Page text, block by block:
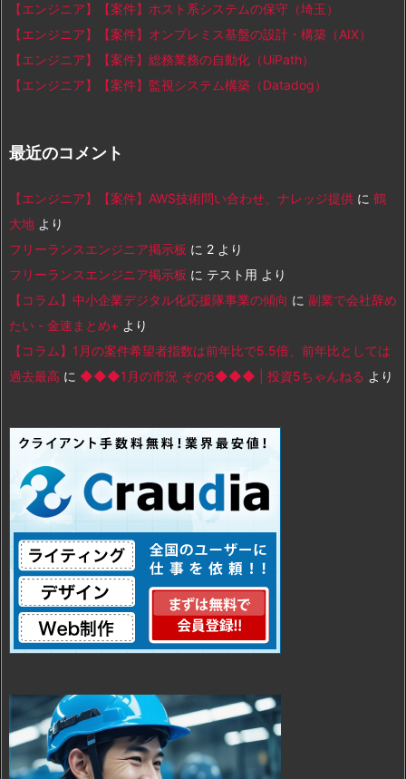
【エンジニア】【案件】ホスト系システムの保守（埼玉）
【エンジニア】【案件】オンプレミス基盤の設計・構築（AIX）
【エンジニア】【案件】総務業務の自動化（UiPath）
【エンジニア】【案件】監視システム構築（Datadog）
最近のコメント
【エンジニア】【案件】AWS技術問い合わせ、ナレッジ提供 に 鶴
大地 より
フリーランスエンジニア掲示板 に 2 より
フリーランスエンジニア掲示板 に テスト用 より
【コラム】中小企業デジタル化応援隊事業の傾向 に 副業で会社辞め
たい - 金速まとめ+ より
【コラム】1月の案件希望者指数は前年比で5.5倍、前年比としては
過去最高 に ◆◆◆1月の市況 その6◆◆◆ | 投資5ちゃんねる より